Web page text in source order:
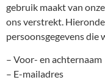
gebruik maakt van
ons verstrekt.
persoonsgegevens die
– Voor- en achternaam
– E-mailadres